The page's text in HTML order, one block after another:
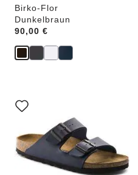
Birko-Flor
Dunkelbraun
Price:
90,00 €
Anklicken
der
werden
die
Produktbilder
aktualisiert.